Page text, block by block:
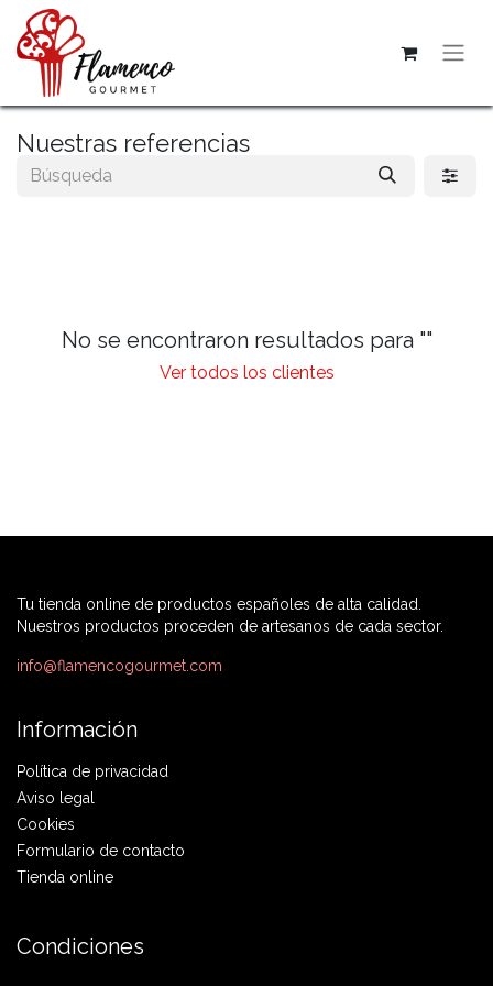
Nuestras referencias
No se encontraron resultados para ""
Ver todos los clientes
Tu tienda online de productos españoles de alta calidad.
Nuestros productos proceden de artesanos de cada sector.
info@flamencogourmet.com
Información
Política de privacidad
Aviso legal
Cookies
Formulario de contacto
Tienda online
Condiciones